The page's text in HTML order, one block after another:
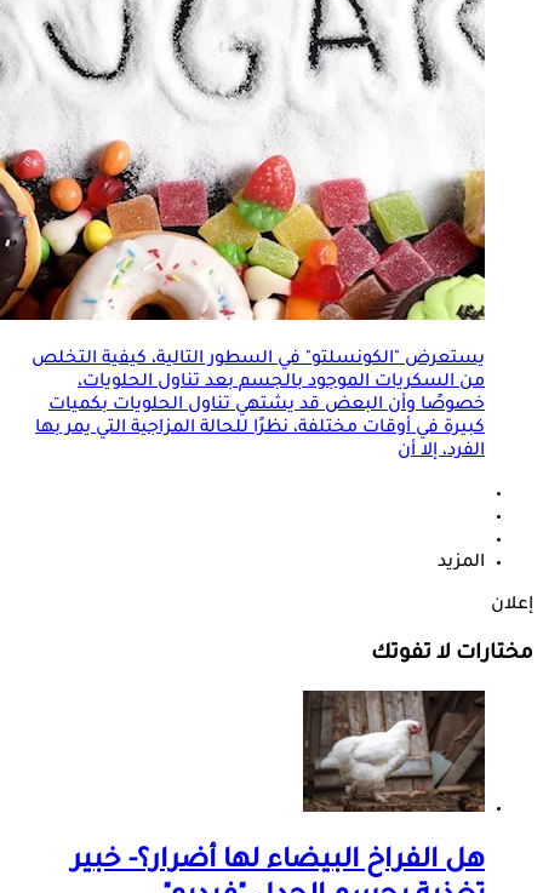
يستعرض "الكونسلتو" في السطور التالية، كيفية التخلص
من السكريات الموجود بالجسم بعد تناول الحلويات،
خصوصًا وأن البعض قد يشتهي تناول الحلويات بكميات
كبيرة في أوقات مختلفة، نظرًا للحالة المزاجية التي يمر بها
الفرد، إلا أن
المزيد
إعلان
مختارات لا تفوتك
هل الفراخ البيضاء لها أضرار؟- خبير